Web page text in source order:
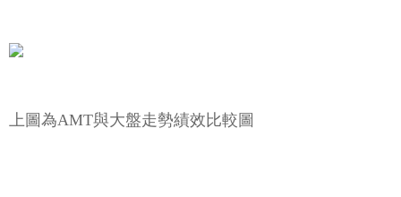
上圖為AMT與大盤走勢績效比較圖